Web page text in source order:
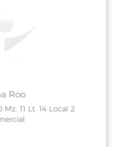
Roo
11 Lt. 14 Local 2